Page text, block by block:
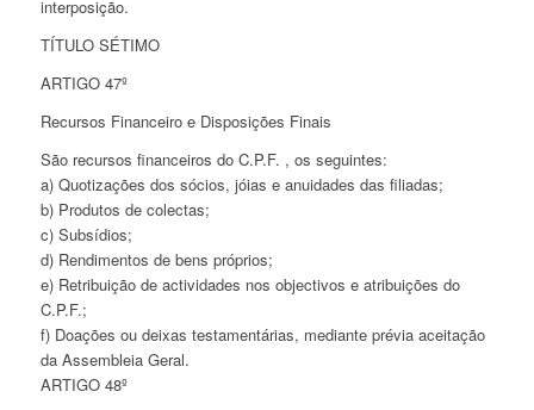
interposição.
TÍTULO SÉTIMO
ARTIGO 47º
Recursos Financeiro e Disposições Finais
São recursos financeiros do C.P.F. , os seguintes:
a) Quotizações dos sócios, jóias e anuidades das filiadas;
b) Produtos de colectas;
c) Subsídios;
d) Rendimentos de bens próprios;
e) Retribuição de actividades nos objectivos e atribuições do
C.P.F.;
f) Doações ou deixas testamentárias, mediante prévia aceitação
da Assembleia Geral.
ARTIGO 48º